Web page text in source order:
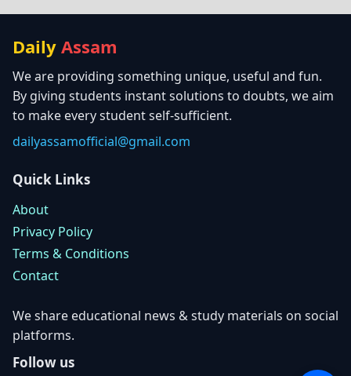
Daily Assam
We are providing something unique, useful and fun.
By giving students instant solutions to doubts, we aim
to make every student self-sufficient.
dailyassamofficial@gmail.com
Quick Links
About
Privacy Policy
Terms & Conditions
Contact
We share educational news & study materials on social
platforms.
Follow us